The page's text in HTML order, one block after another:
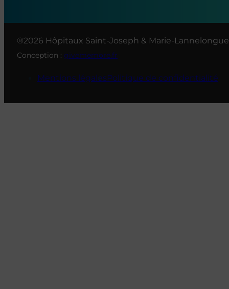
®2026 Hôpitaux Saint-Joseph & Marie-Lannelongue
Conception : givememore.fr
Mentions légalesPolitique de confidentialité